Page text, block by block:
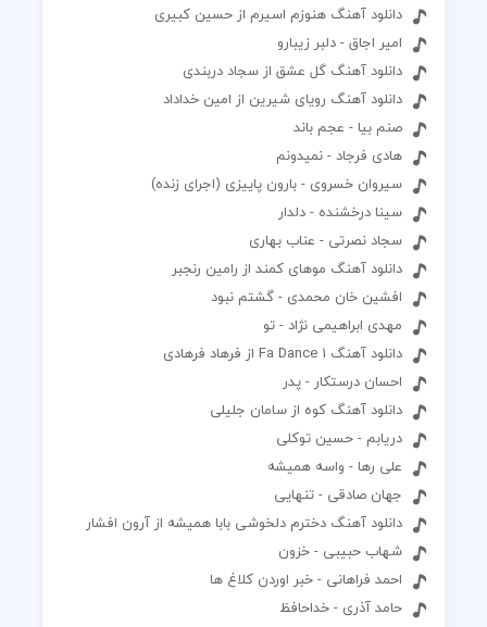
دانلود آهنگ هنوزم اسیرم از حسین کبیری
امیر اجاق - دلبر زیبارو
دانلود آهنگ گل عشق از سجاد دربندی
دانلود آهنگ رویای شیرین از امین خداداد
صنم بیا - عجم باند
هادی فرجاد - نمیدونم
سیروان خسروی - بارون پاییزی (اجرای زنده)
سینا درخشنده - دلدار
سجاد نصرتی - عناب بهاری
دانلود آهنگ موهای کمند از رامین رنجبر
افشین خان محمدی - گشتم نبود
مهدی ابراهیمی نژاد - تو
دانلود آهنگ Fa Dance 1 از فرهاد فرهادی
احسان درستکار - پدر
دانلود آهنگ کوه از سامان جلیلی
دریابم - حسین توکلی
علی رها - واسه همیشه
جهان صادقی - تنهایی
دانلود آهنگ دخترم دلخوشی بابا همیشه از آرون افشار
شهاب حبیبی - خزون
احمد فراهانی - خبر اوردن کلاغ ها
حامد آذری - خداحافظ